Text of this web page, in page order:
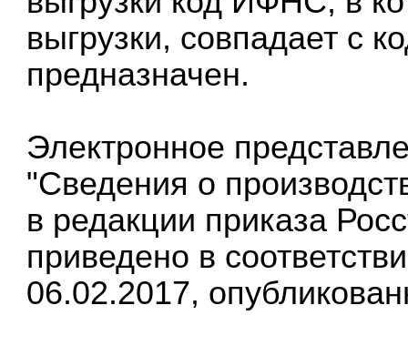
выгрузки, совпадает с
предназначен.
Электронное
"Сведения о
в редакции приказа
приведено в
06.02.2017,